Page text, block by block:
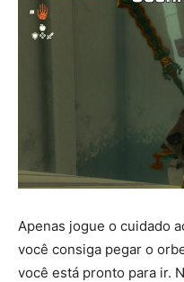
Apenas jogue o cuidado
você consiga pegar o
você está pronto para ir.